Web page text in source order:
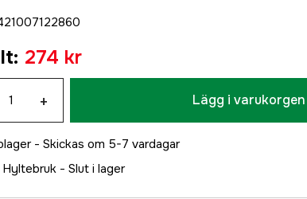
: 274 kr
+ Lägg i varukorgen
- Skickas om 5-7 vardagar
- Slut i lager